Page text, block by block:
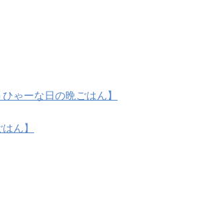
ゃーな日の晩ごはん】
ん】